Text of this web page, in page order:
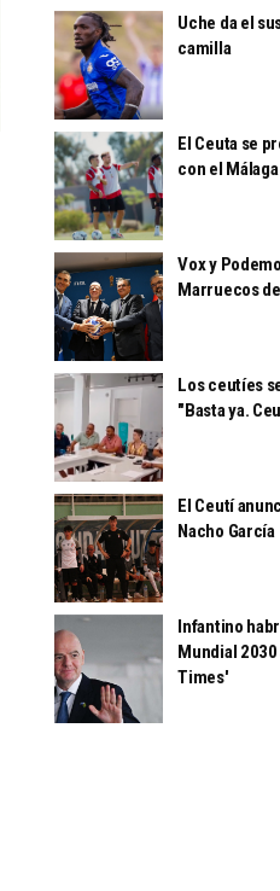
Uche da el
camilla
El Ceuta se
con el
Vox y
Marruecos
Los ceutíes
"Basta ya.
El Ceutí
Nacho García
Infantino
Mundial
Times'